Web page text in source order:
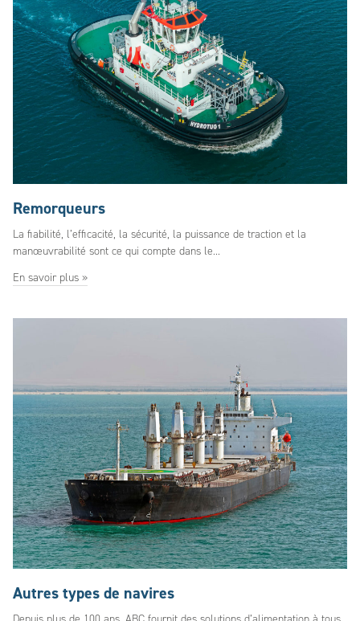
Remorqueurs
La fiabilité, l’efficacité, la sécurité, la puissance de traction et la
manœuvrabilité sont ce qui compte dans le...
En savoir plus »
Autres types de navires